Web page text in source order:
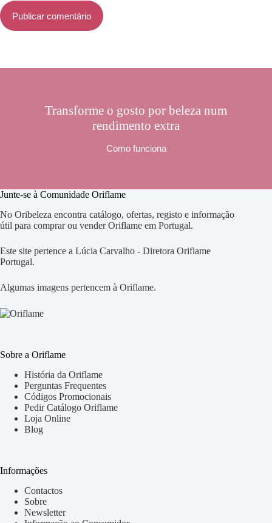
Publicar comentário
Transforme o gosto por beleza num
rendimento extra
Como funciona
Junte-se à Comunidade Oriflame
No Oribeleza encontra catálogo, ofertas, registo e informação
útil para comprar ou vender Oriflame em Portugal.
Este site pertence a Lúcia Carvalho - Diretora Oriflame
Portugal.
Algumas imagens pertencem à Oriflame.
Sobre a Oriflame
História da Oriflame
Perguntas Frequentes
Códigos Promocionais
Pedir Catálogo Oriflame
Loja Online
Blog
Informações
Contactos
Sobre
Newsletter